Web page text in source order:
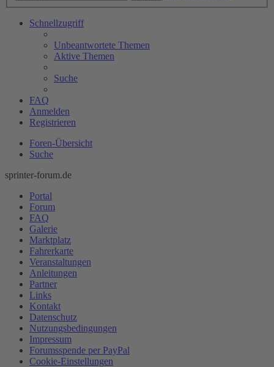
Schnellzugriff
Unbeantwortete Themen
Aktive Themen
Suche
FAQ
Anmelden
Registrieren
Foren-Übersicht
Suche
sprinter-forum.de
Portal
Forum
FAQ
Galerie
Marktplatz
Fahrerkarte
Veranstaltungen
Anleitungen
Partner
Links
Kontakt
Datenschutz
Nutzungsbedingungen
Impressum
Forumsspende per PayPal
Cookie-Einstellungen